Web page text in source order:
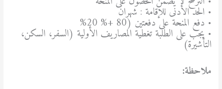
• الحد الأدنى للإقامة : شهران
• دفع المنحة على دفعتين (80 +% 20%
• يجب على الطلبة تغطية المصاريف الأولية (السفر، السكن،
التأشيرة)
ملاحظة: